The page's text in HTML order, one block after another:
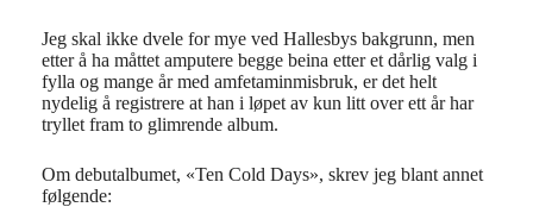
Jeg skal ikke dvele for mye ved Hallesbys bakgrunn, men
etter å ha måttet amputere begge beina etter et dårlig valg i
fylla og mange år med amfetaminmisbruk, er det helt
nydelig å registrere at han i løpet av kun litt over ett år har
tryllet fram to glimrende album.
Om debutalbumet, «Ten Cold Days», skrev jeg blant annet
følgende: